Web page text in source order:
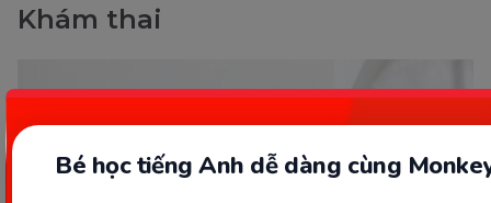
Bé học tiếng Anh dễ dàng cùng
Khám thai